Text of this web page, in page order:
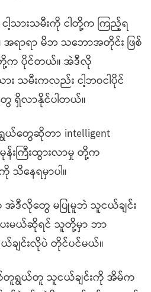
းသမီးကို ငါတို့က ကြည့်ရ
အရာရာ မိဘ သဘောအတိုင်း ဖြစ်
တို့က ပိုင်တယ်။ အဲဒီလို
သမီးကလည်း ငါ့ဘဝငါပိုင်
ရှိလာနိုင်ပါတယ်။
ဆိုတာ intelligent
းကြီးထွားလာမှု တို့က
နေရမှာပါ။
ေ မပြုမူဘဲ သူငယ်ချင်း
မယ်ဆိုရင် သူတို့မှာ ဘာ
ျင်းလိုပဲ တိုင်ပင်မယ်။
တူ သူငယ်ချင်းကို အိမ်က